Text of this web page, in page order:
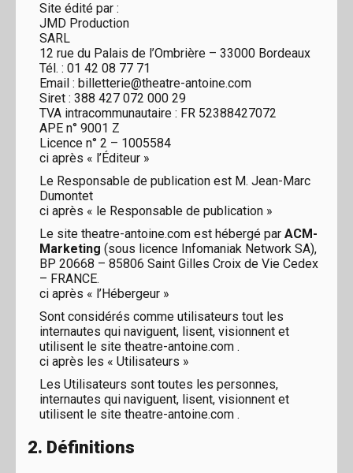
Site édité par :
JMD Production
SARL
12 rue du Palais de l’Ombrière – 33000 Bordeaux
Tél. : 01 42 08 77 71
Email : billetterie@theatre-antoine.com
Siret : 388 427 072 000 29
TVA intracommunautaire : FR 52388427072
APE n° 9001 Z
Licence n° 2 – 1005584
ci après « l’Éditeur »
Le Responsable de publication est M. Jean-Marc
Dumontet
ci après « le Responsable de publication »
Le site theatre-antoine.com est hébergé par ACM-
Marketing (sous licence Infomaniak Network SA),
BP 20668 – 85806 Saint Gilles Croix de Vie Cedex
– FRANCE.
ci après « l’Hébergeur »
Sont considérés comme utilisateurs tout les
internautes qui naviguent, lisent, visionnent et
utilisent le site theatre-antoine.com .
ci après les « Utilisateurs »
Les Utilisateurs sont toutes les personnes,
internautes qui naviguent, lisent, visionnent et
utilisent le site theatre-antoine.com .
2. Définitions